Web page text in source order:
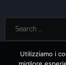
Utilizziamo i